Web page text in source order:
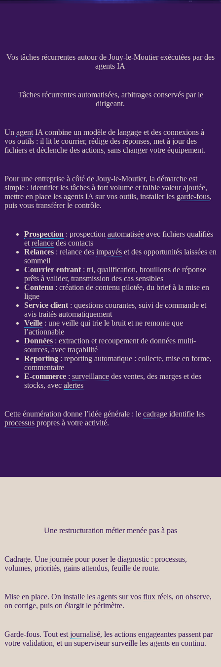
Vos tâches récurrentes autour de Jouy-le-Moutier exécutées par des
agents IA
Tâches récurrentes automatisées, arbitrages conservés par le
dirigeant.
Un agent IA combine un modèle de langage et des connexions à
vos outils : il lit le courrier, rédige des réponses, met à jour des
fichiers et déclenche des actions, sans changer votre équipement.
Pour une entreprise à côté de Jouy-le-Moutier, la démarche est
simple : identifier les tâches à fort volume et faible valeur ajoutée,
mettre en place les agents IA sur vos outils, installer les garde-fous,
puis vous transférer le contrôle.
Prospection : prospection automatiséeavec fichiers qualifiés
et relancedes contacts
Relances: relancedes impayéset des opportunités laissées en
sommeil
Courrier entrant: tri, qualification, brouillons de réponse
prêts à valider, transmission des cas sensibles
Contenu : création de contenu pilotée, du brief à la mise en
ligne
Service client: questions courantes, suivi de commande et
avis traités automatiquement
Veille: une veillequi trie le bruit et ne remonte que
l’actionnable
Données: extraction et recoupement de donnéesmulti-
sources, avec traçabilité
Reporting: reportingautomatique : collecte, mise en forme,
commentaire
E-commerce: surveillancedes ventes, des marges et des
stocks, avec alertes
Cette énumération donne l’idée générale : le cadrageidentifie les
processuspropres à votre activité.
Une restructuration métier menée pas à pas
Cadrage. Une journée pour poser le diagnostic : processus,
volumes, priorités, gains attendus, feuille de route.
Mise en place. On installe les agentssur vos fluxréels, on observe,
on corrige, puis on élargit le périmètre.
Garde-fous. Tout est journalisé, les actions engageantes passent par
votre validation, et un superviseur surveille les agentsen continu.